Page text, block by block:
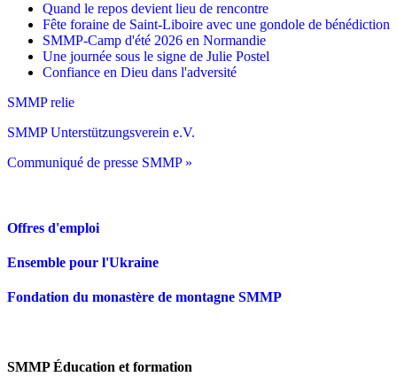
Quand le repos devient lieu de rencontre
Fête foraine de Saint-Liboire avec une gondole de bénédiction
SMMP-Camp d'été 2026 en Normandie
Une journée sous le signe de Julie Postel
Confiance en Dieu dans l'adversité
SMMP relie
SMMP Unterstützungsverein e.V.
Communiqué de presse SMMP »
Offres d'emploi
Ensemble pour l'Ukraine
Fondation du monastère de montagne SMMP
SMMP Éducation et formation